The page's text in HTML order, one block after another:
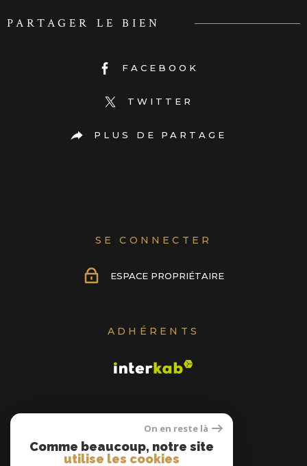
PARTAGER LE BIEN
FACEBOOK
TWITTER
PLUS DE PARTAGE
SE CONNECTER
ESPACE PROPRIÉTAIRE
ADHÉRENTS
On en reste là
Comme beaucoup, notre site
utilise les cookies